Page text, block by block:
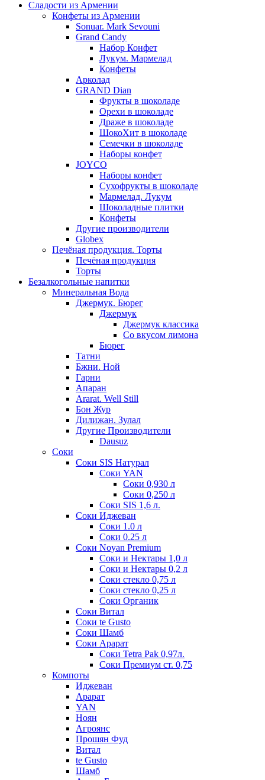
Сладости из Армении
Конфеты из Армении
Sonuar. Mark Sevouni
Grand Candy
Набор Конфет
Лукум. Мармелад
Конфеты
Арколад
GRAND Dian
Фрукты в шоколаде
Орехи в шоколаде
Драже в шоколаде
ШокоХит в шоколаде
Семечки в шоколаде
Наборы конфет
JOYCO
Наборы конфет
Сухофрукты в шоколаде
Мармелад. Лукум
Шоколадные плитки
Конфеты
Другие производители
Globex
Печёная продукция. Торты
Печёная продукция
Торты
Безалкогольные напитки
Минеральная Вода
Джермук. Бюрег
Джермук
Джермук классика
Со вкусом лимона
Бюрег
Татни
Бжни. Ной
Гарни
Апаран
Ararat. Well Still
Бон Жур
Дилижан. Зулал
Другие Производители
Dausuz
Соки
Соки SIS Натурал
Соки YAN
Соки 0,930 л
Соки 0,250 л
Соки SIS 1,6 л.
Соки Иджеван
Соки 1.0 л
Соки 0.25 л
Соки Noyan Premium
Соки и Нектары 1,0 л
Соки и Нектары 0,2 л
Соки стекло 0,75 л
Соки стекло 0,25 л
Соки Органик
Соки Витал
Соки te Gusto
Соки Шамб
Соки Арарат
Соки Tetra Pak 0,97л.
Соки Премиум ст. 0,75
Компоты
Иджеван
Арарат
YAN
Ноян
Агроянс
Прошян Фуд
Витал
te Gusto
Шамб